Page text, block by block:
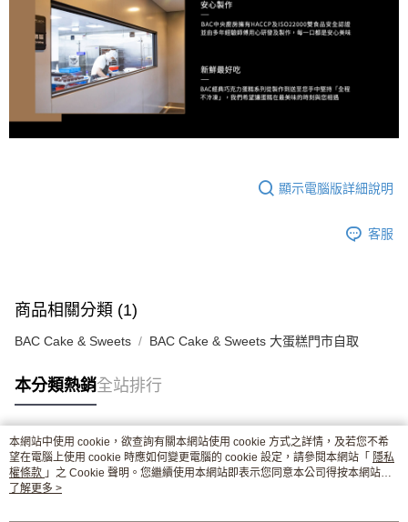
顯示電腦版詳細說明
客服
商品相關分類 (1)
BAC Cake & Sweets BAC Cake & Sweets 大蛋糕門市自取
本分類熱銷全站排行
熱門標籤
本網站中使用 cookie，欲查詢有關本網站使用 cookie 方式之詳情，及若您不希
望在電腦上使用 cookie 時應如何變更電腦的 cookie 設定，請參閱本網站「 隱私
權條款 」之 Cookie 聲明。您繼續使用本網站即表示您同意本公司得按本網站使
用條款之 Cookie 聲明使用 cookie。
了解更多 >